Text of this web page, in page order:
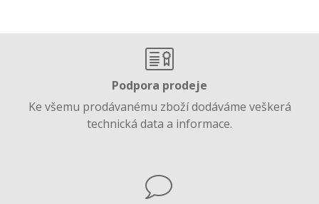
Podpora prodeje
Ke všemu prodávanému zboží dodáváme veškerá
technická data a informace.